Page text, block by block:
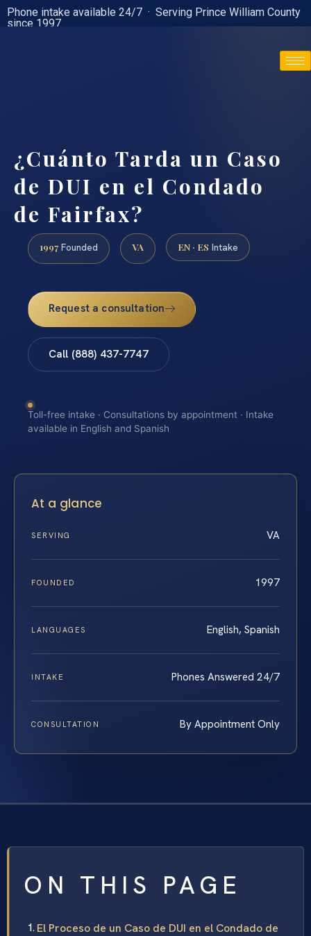
Phone intake available 24/7 · Serving Prince William County
since 1997
¿Cuánto Tarda un Caso
de DUI en el Condado
de Fairfax?
1997 Founded VA EN · ES Intake
Request a consultation
Call (888) 437-7747
Toll-free intake · Consultations by appointment · Intake
available in English and Spanish
At a glance
SERVING VA
FOUNDED 1997
LANGUAGES English, Spanish
INTAKE Phones Answered 24/7
CONSULTATION By Appointment Only
ON THIS PAGE
El Proceso de un Caso de DUI en el Condado de